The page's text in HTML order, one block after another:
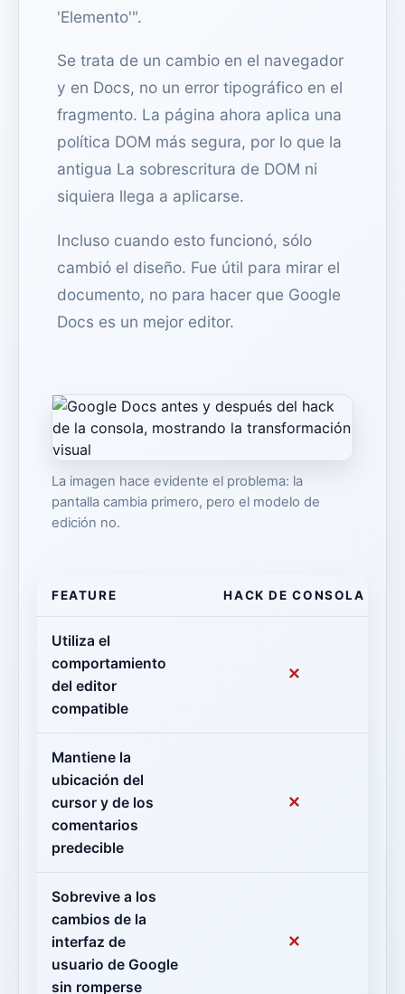
'Elemento'".
Se trata de un cambio en el navegador
y en Docs, no un error tipográfico en el
fragmento. La página ahora aplica una
política DOM más segura, por lo que la
antigua La sobrescritura de DOM ni
siquiera llega a aplicarse.
Incluso cuando esto funcionó, sólo
cambió el diseño. Fue útil para mirar el
documento, no para hacer que Google
Docs es un mejor editor.
La imagen hace evidente el problema: la
pantalla cambia primero, pero el modelo de
edición no.
FEATURE HACK DE CONSOLA
Utiliza el
comportamiento
del editor
compatible
✕
Mantiene la
ubicación del
cursor y de los
comentarios
predecible
✕
Sobrevive a los
cambios de la
interfaz de
usuario de Google
sin romperse
✕